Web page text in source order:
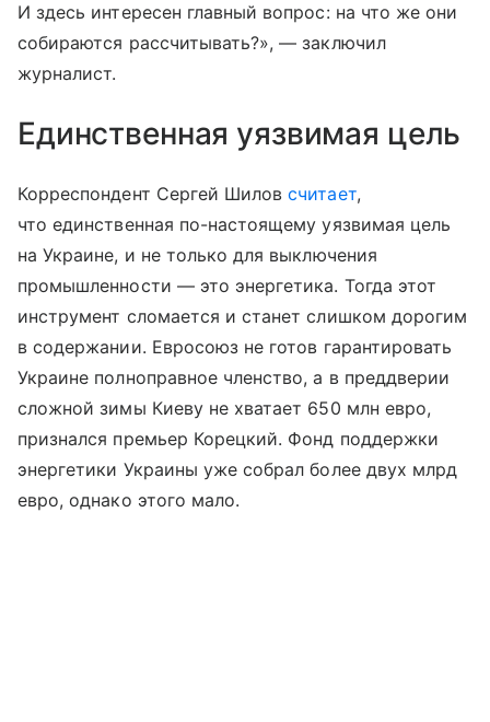
И здесь интересен главный вопрос: на что же они
собираются рассчитывать?», — заключил
журналист.
Единственная уязвимая цель
Корреспондент Сергей Шиловсчитает,
что единственная по-настоящему уязвимая цель
на Украине, и не только для выключения
промышленности — это энергетика. Тогда этот
инструмент сломается и станет слишком дорогим
в содержании. Евросоюз не готов гарантировать
Украине полноправное членство, а в преддверии
сложной зимы Киеву не хватает 650 млн евро,
признался премьер Корецкий. Фонд поддержки
энергетики Украины уже собрал более двух млрд
евро, однако этого мало.